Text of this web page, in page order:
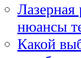
нюансы
Какой